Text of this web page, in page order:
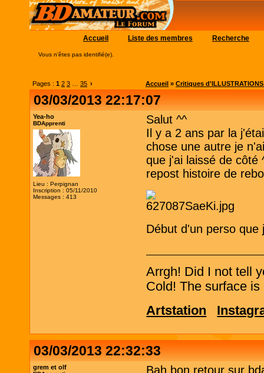
Accueil Liste des membres Recherche
Vous n'êtes pas identifié(e).
Pages : 1 2 3 35 › Accueil » Critiques
03/03/2013 22:17:07
Yea-ho
BDApprenti
Lieu : Perpignan
Inscription : 05/11/2010
Messages : 413
Salut ^^
Il y a 2 ans par la
chose une autre je
que j'ai laissé de côté
repost histoire de
Début d'un perso que
Arrgh! Did I not tell
Cold! The surface
Artstation
03/03/2013 22:32:33
grem et olf Bah bon retour sur